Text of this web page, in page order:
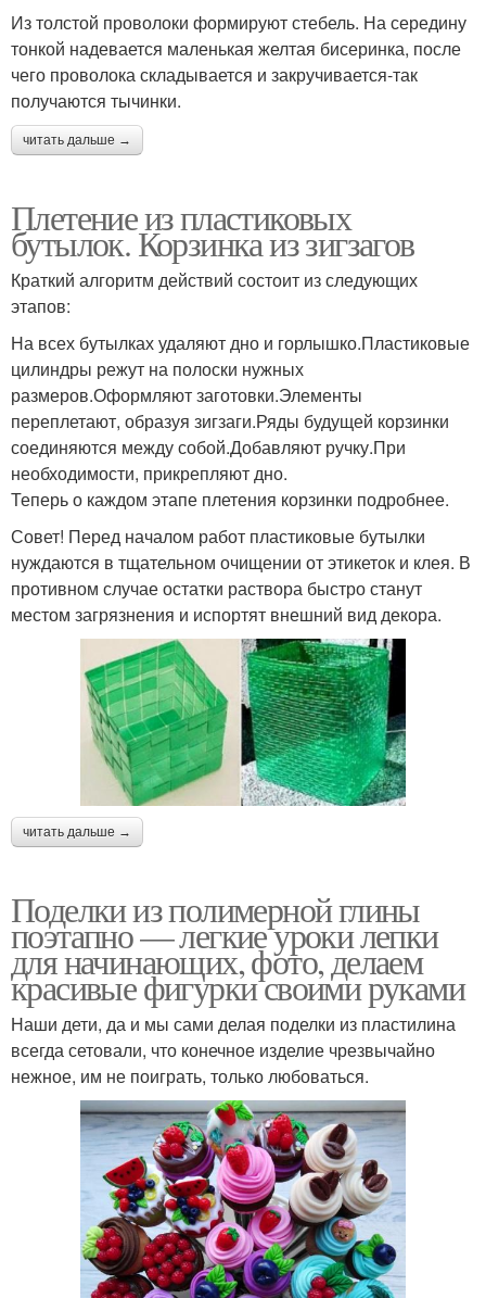
Из толстой проволоки формируют стебель. На середину
тонкой надевается маленькая желтая бисеринка, после
чего проволока складывается и закручивается-так
получаются тычинки.
читать дальше →
Плетение из пластиковых
бутылок. Корзинка из зигзагов
Краткий алгоритм действий состоит из следующих
этапов:
На всех бутылках удаляют дно и горлышко.Пластиковые
цилиндры режут на полоски нужных
размеров.Оформляют заготовки.Элементы
переплетают, образуя зигзаги.Ряды будущей корзинки
соединяются между собой.Добавляют ручку.При
необходимости, прикрепляют дно.
Теперь о каждом этапе плетения корзинки подробнее.
Совет! Перед началом работ пластиковые бутылки
нуждаются в тщательном очищении от этикеток и клея. В
противном случае остатки раствора быстро станут
местом загрязнения и испортят внешний вид декора.
читать дальше →
Поделки из полимерной глины
поэтапно — легкие уроки лепки
для начинающих, фото, делаем
красивые фигурки своими руками
Наши дети, да и мы сами делая поделки из пластилина
всегда сетовали, что конечное изделие чрезвычайно
нежное, им не поиграть, только любоваться.